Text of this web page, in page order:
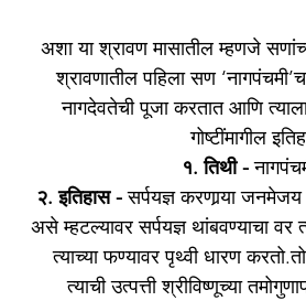
अशा या श्रावण मासातील म्हणजे
श्रावणातील पहिला सण
नागदेवतेची पूजा करतात आणि
गोष्टींमागील
१. तिथी -
२. इतिहास - सर्पयज्ञ करणार्‍या
असे म्हटल्यावर सर्पयज्ञ थांबवण्याचा
त्याच्या फण्यावर पृथ्वी धारण
त्याची उत्पत्ती श्रीविष्णूच्या